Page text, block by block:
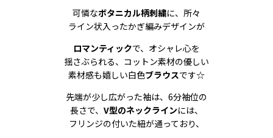
可憐なボタニカル柄刺繍に、所々
ライン状入ったかぎ編みデザインが
ロマンティックで、オシャレ心を
揺さぶられる、コットン素材の優しい
素材感も嬉しい白色ブラウスです☆
先端が少し広がった袖は、6分袖位の
長さで、 V型のネックラインには、
フリンジの付いた紐が通っており、